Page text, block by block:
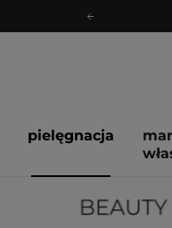
pielęgnacja